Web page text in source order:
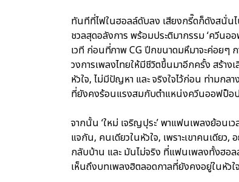
ทันทีที่ไฟในฮอลล์ดับลง เสียงกรี๊ดก็ดังสนั่นไ
ชวลสุดอลังการ พร้อมประติมากรรม ‘ควีน
เวที ก่อนที่ภาพ CG ปีกขนาดมหึมาจะค่อยๆ
วงการเพลงไทยให้มีชีวิตขึ้นมาอีกครั้ง สร้า
หัวใจ, ไม่มีปัญหา และ จริงใจไว้ก่อน ท่ามก
ที่ยังคงร้อนแรงสมกับตำแหน่งควีนออฟป็อ
จากนั้น ‘ใหม่ เจริญปุระ’ พาแฟนเพลงย้อนเ
แจกัน, คนเดียวในหัวใจ, เพราะเขาคนเดียว,
กลับบ้าน และ มันไม่จริง ที่แฟนเพลงทั้งฮอ
เห็นถึงบทเพลงฮิตลอดกาลที่ยังคงอยู่ในหัว